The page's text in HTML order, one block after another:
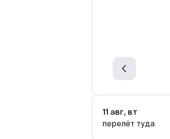
11 авг, вт
перелёт туда